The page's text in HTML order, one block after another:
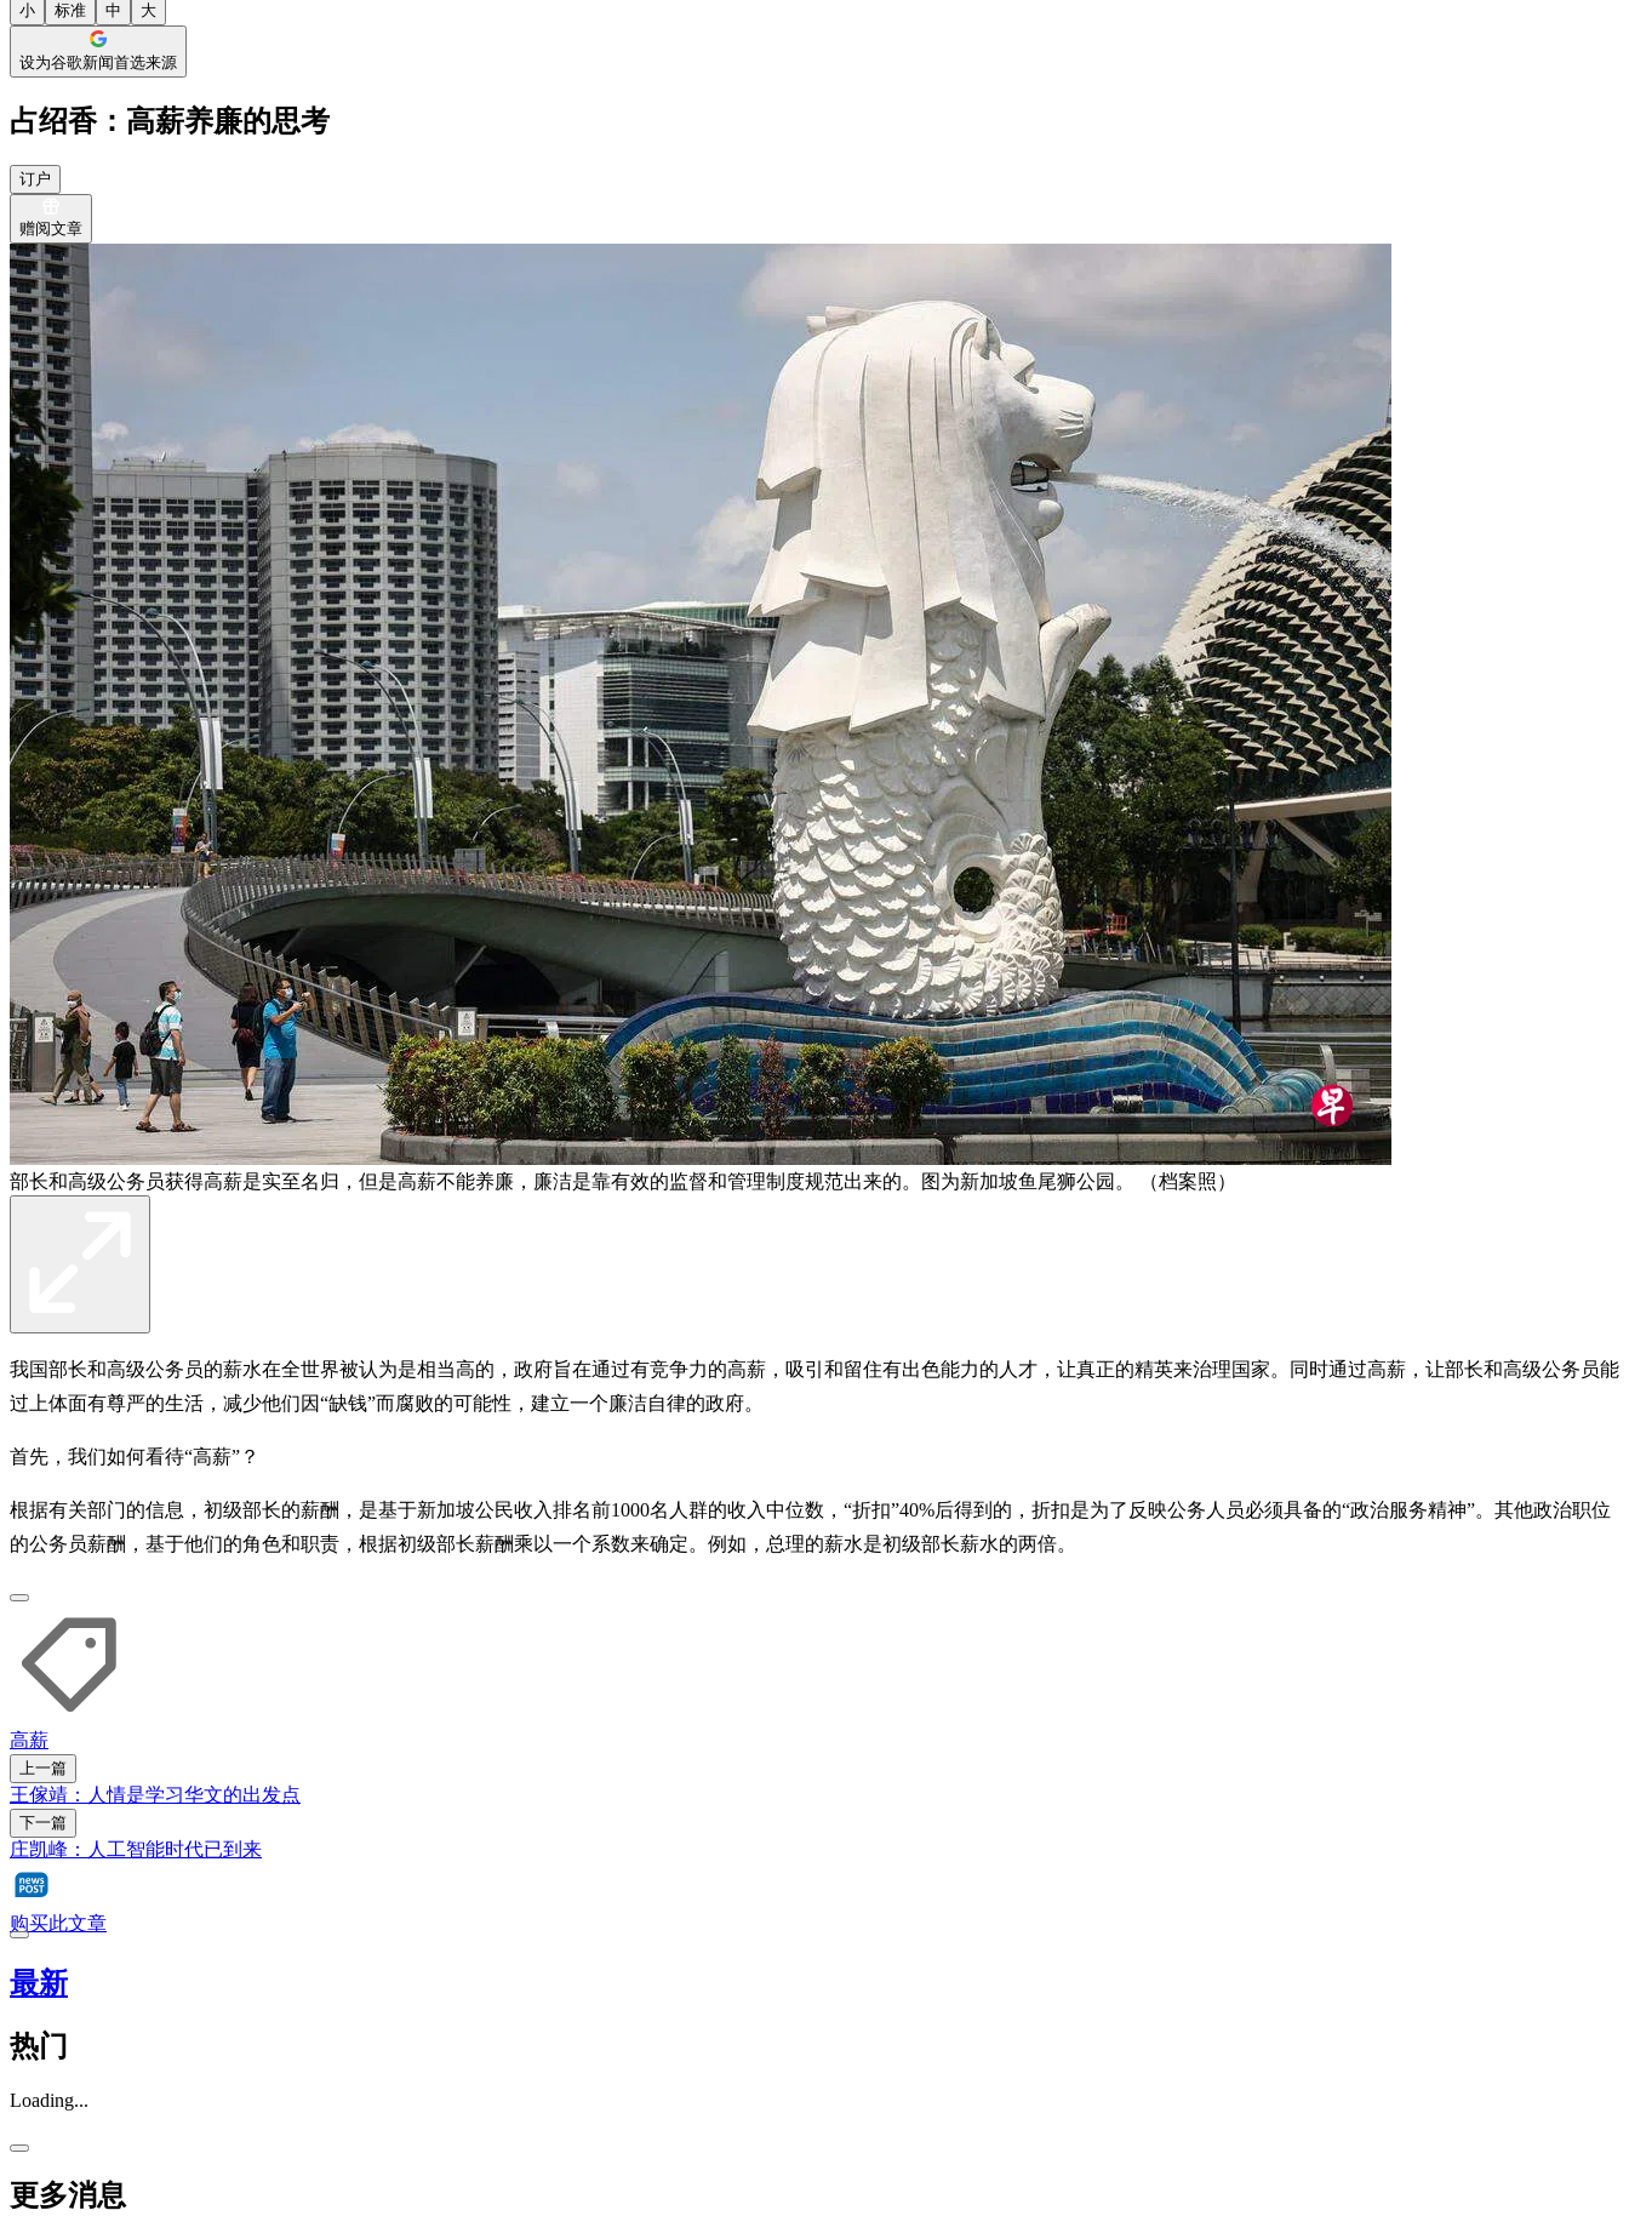
小 标准 中 大
设为谷歌新闻首选来源
占绍香：高薪养廉的思考
订户
赠阅文章
部长和高级公务员获得高薪是实至名归，但是高薪不能养廉，廉洁是靠有效的监督和管理制度规范出来的。图为新加坡鱼尾狮公园。 （档案照）
我国部长和高级公务员的薪水在全世界被认为是相当高的，政府旨在通过有竞争力的高薪，吸引和留住有出色能力的人才，让真正的精英来治理国家。同时通过高薪，让部长和高级公务员能
过上体面有尊严的生活，减少他们因“缺钱”而腐败的可能性，建立一个廉洁自律的政府。
首先，我们如何看待“高薪”？
根据有关部门的信息，初级部长的薪酬，是基于新加坡公民收入排名前1000名人群的收入中位数，“折扣”40%后得到的，折扣是为了反映公务人员必须具备的“政治服务精神”。其他政治职位
的公务员薪酬，基于他们的角色和职责，根据初级部长薪酬乘以一个系数来确定。例如，总理的薪水是初级部长薪水的两倍。
高薪
上一篇
王傢靖：人情是学习华文的出发点
下一篇
庄凯峰：人工智能时代已到来
购买此文章
最新
热门
Loading...
更多消息